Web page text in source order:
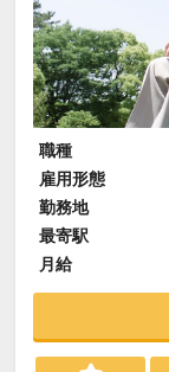
職種
雇用形態
勤務地
最寄駅
月給